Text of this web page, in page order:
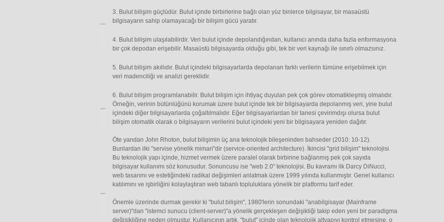
3. Bulut bilişim güçlüdür. Bulut içinde birbirlerine bağlı olan yüz binlerce bilgisayar, bir masaüstü
bilgisayarın sahip olamayacağı bir bilişim gücü yaratır.
4. Bulut bilişim ulaşılabilirdir. Veri bulut içinde depolandığından, kullanıcı anında daha fazla enformasyona
bir çok depodan erişebilir. Masaüstü bilgisayarda olduğu gibi, tek bir veri kaynağı ile sınırlı olmazsınız.
5. Bulut bilişim akıllıdır. Bulut içindeki bilgisayarlarda depolanan farklı verilerin tümüne erişebilmek için
veri madenciliği ve analizi gereklidir.
6. Bulut bilişim programlanabilir. Bulut bilişim için ihtiyaç duyulan pek çok görev otomatikleşmiş olmalıdır.
Örneğin, verinin bütünlüğünü korumak üzere bulut içinde tek bir bilgisayarda depolanmış veri, yine bulut
içindeki diğer bilgisayarlarda çoğaltılmalıdır. Eğer bilgisayarlardan bir tanesi çevirimdışı olursa bulut
bilişim otomatik olarak o bilgisayarın verilerini bulut içindeki yeni bir bilgisayara yeniden dağıtır.
Öte yandan John Rhoton, bulut bilişimin üç ana teknolojik bileşeninden bahseder (2010: 10-12).
Bunlardan ilki "servise yönelik mimari"dir (service-oriented architecture). İkincisi "grid bilişim" teknolojisi.
Bu teknolojik yapı içinde, hizmet vermek üzere paralel olarak birbirine bağlanmış pek çok sayıda
bilgisayar kullanımı söz konusudur. Sonuncusu ise "web 2.0" teknolojisi. Bu kavramı ilk Darcy DiNucci,
web tasarımı ve estetiğindeki radikal değişimleri anlatmak üzere 1999 yılında kullanmıştır. Genel kullanıcı
katılımını ve işbirliğini kolaylaştıran web tabanlı topluluklara yönelik bir platformu tarif eder.
Önemle üzerinde durmak gerekir ki "bulut bilişim", 1980'lerin sonundaki "anabilgisayar (Mainframe
server)"dan "istemci sunucu (client-server)"a yönelik gerçekleşen değişikliği takip eden yeni bir paradigma
değişikliğine neden olmuştur. Kullanıcının artık, "bulut" içinde olan teknolojik altyapıyı kontrol etmesine, o